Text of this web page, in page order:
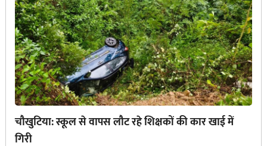
चौखुटिया: स्कूल से वापस लौट रहे शिक्षकों की कार खाई में
गिरी